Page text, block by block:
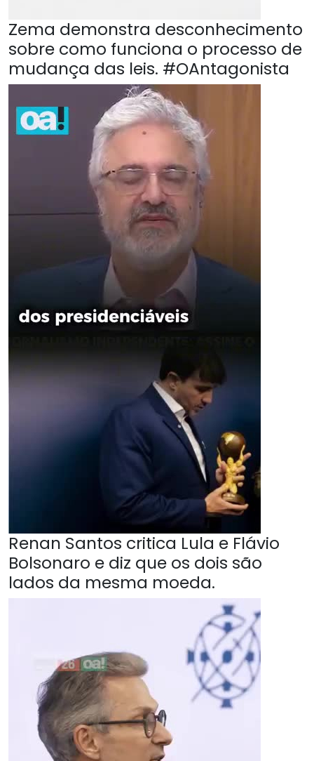
Zema demonstra desconhecimento
sobre como funciona o processo de
mudança das leis. #OAntagonista
Renan Santos critica Lula e Flávio
Bolsonaro e diz que os dois são
lados da mesma moeda.